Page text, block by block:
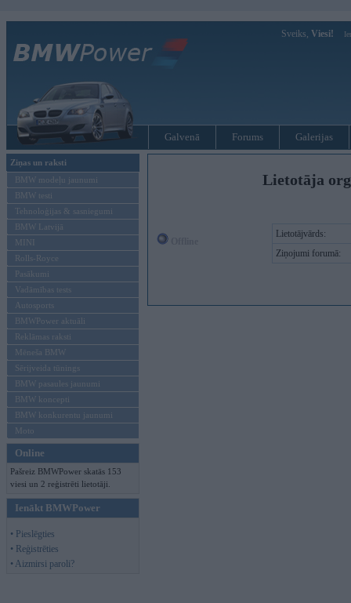
Sveiks, Viesi!
Galvenā Forums Galerijas
Ziņas un raksti
BMW modeļu jaunumi
BMW testi
Tehnoloģijas & sasniegumi
BMW Latvijā
MINI
Rolls-Royce
Pasākumi
Vadāmības tests
Autosports
BMWPower aktuāli
Reklāmas raksti
Mēneša BMW
Sērijveida tūnings
BMW pasaules jaunumi
BMW koncepti
BMW konkurentu jaunumi
Moto
Online
Pašreiz BMWPower skatās 153
viesi un 2 reģistrēti lietotāji.
Ienākt BMWPower
• Pieslēgties
• Reģistrēties
• Aizmirsi paroli?
Lietotāja
Lietotājvārds:
Ziņojumi forumā: